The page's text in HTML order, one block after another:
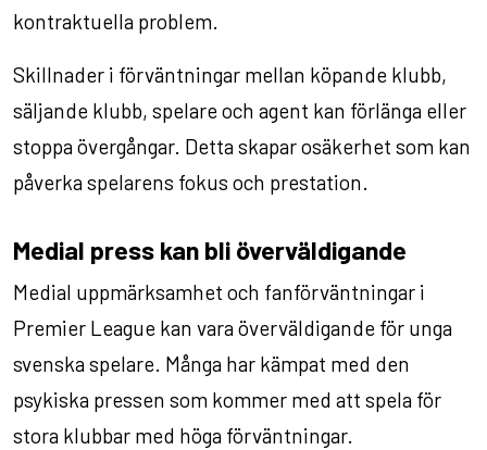
kontraktuella problem.
Skillnader i förväntningar mellan köpande klubb,
säljande klubb, spelare och agent kan förlänga eller
stoppa övergångar. Detta skapar osäkerhet som kan
påverka spelarens fokus och prestation.
Medial press kan bli överväldigande
Medial uppmärksamhet och fanförväntningar i
Premier League kan vara överväldigande för unga
svenska spelare. Många har kämpat med den
psykiska pressen som kommer med att spela för
stora klubbar med höga förväntningar.